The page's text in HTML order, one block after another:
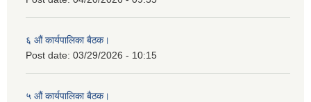
६ औं कार्यपालिका बैठक।
Post date: 03/29/2026 - 10:15
५ औं कार्यपालिका बैठक।